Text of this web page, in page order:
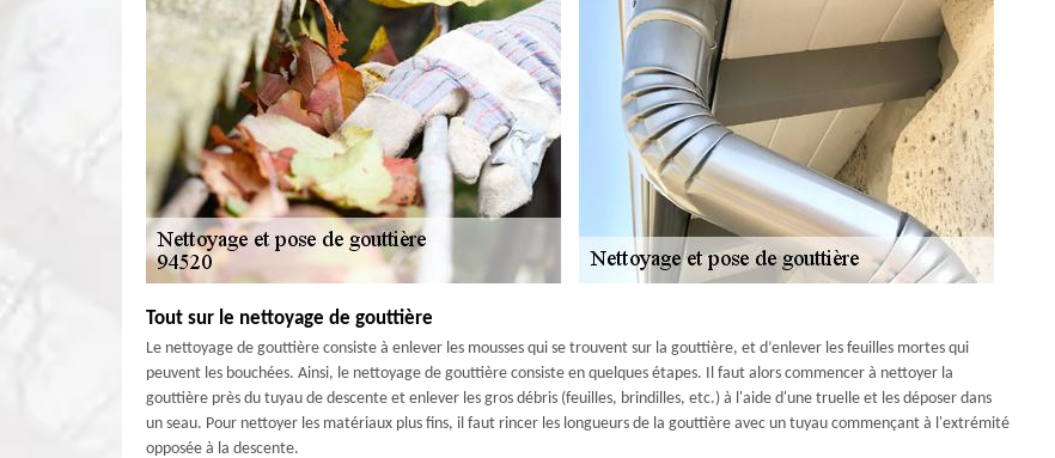
Tout sur le nettoyage de gouttière
Le nettoyage de gouttière consiste à enlever les mousses qui se trouvent sur la gouttière, et d’enlever les feuilles mortes qui
peuvent les bouchées. Ainsi, le nettoyage de gouttière consiste en quelques étapes. Il faut alors commencer à nettoyer la
gouttière près du tuyau de descente et enlever les gros débris (feuilles, brindilles, etc.) à l'aide d'une truelle et les déposer dans
un seau. Pour nettoyer les matériaux plus fins, il faut rincer les longueurs de la gouttière avec un tuyau commençant à l'extrémité
opposée à la descente.